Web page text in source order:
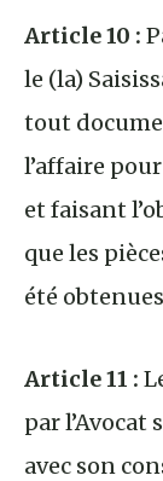
Article 10 :
le (la)
tout
l’affaire
et faisant
que les
été
Article 11 :
par
avec son